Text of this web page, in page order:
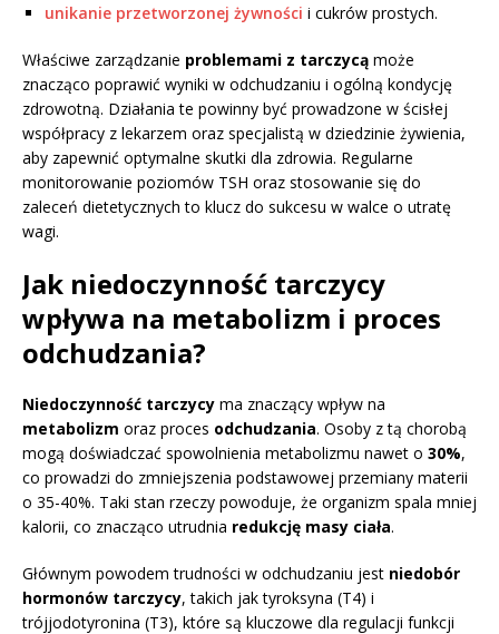
unikanie przetworzonej żywności i cukrów prostych.
Właściwe zarządzanie problemami z tarczycą może
znacząco poprawić wyniki w odchudzaniu i ogólną kondycję
zdrowotną. Działania te powinny być prowadzone w ścisłej
współpracy z lekarzem oraz specjalistą w dziedzinie żywienia,
aby zapewnić optymalne skutki dla zdrowia. Regularne
monitorowanie poziomów TSH oraz stosowanie się do
zaleceń dietetycznych to klucz do sukcesu w walce o utratę
wagi.
Jak niedoczynność tarczycy
wpływa na metabolizm i proces
odchudzania?
Niedoczynność tarczycy ma znaczący wpływ na
metabolizm oraz proces odchudzania. Osoby z tą chorobą
mogą doświadczać spowolnienia metabolizmu nawet o 30%,
co prowadzi do zmniejszenia podstawowej przemiany materii
o 35-40%. Taki stan rzeczy powoduje, że organizm spala mniej
kalorii, co znacząco utrudnia redukcję masy ciała.
Głównym powodem trudności w odchudzaniu jest niedobór
hormonów tarczycy, takich jak tyroksyna (T4) i
trójjodotyronina (T3), które są kluczowe dla regulacji funkcji